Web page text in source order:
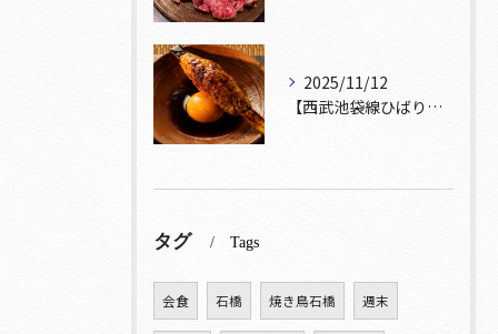
2025/11/12
【西武池袋線ひばりヶ丘駅】から徒歩5分圏内🚶‍♀️！
タグ Tags
会食 石橋 焼き鳥石橋 週末